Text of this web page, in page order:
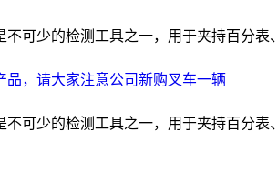
可少的检测工具之一，用于夹持百分表
品，请大家注意公司新购叉车一辆
可少的检测工具之一，用于夹持百分表